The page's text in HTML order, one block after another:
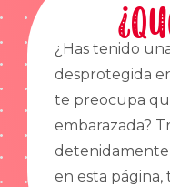
¿Has tenido
desprotegida
te preocupa
embarazada?
en esta página,